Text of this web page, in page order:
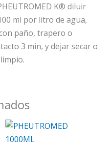
K® diluir
ml por litro de agua,
paño, trapero o
3 min, y dejar secar o